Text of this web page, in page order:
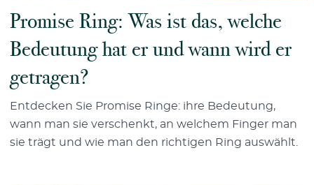
Promise Ring: Was ist das, welche
Bedeutung hat er und wann wird er
getragen?
Entdecken Sie Promise Ringe: ihre Bedeutung,
wann man sie verschenkt, an welchem Finger man
sie trägt und wie man den richtigen Ring auswählt.